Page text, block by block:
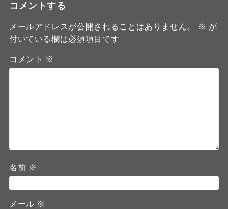
コメントする
メールアドレスが公開されることはありません。 ※ が
付いている欄は必須項目です
コメント ※
名前 ※
メール ※